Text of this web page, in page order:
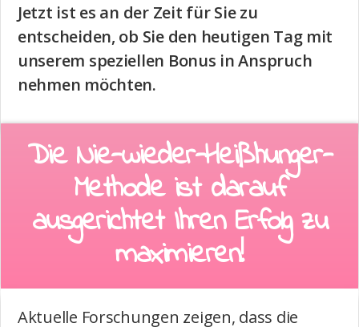
Jetzt ist es an der Zeit für Sie zu
entscheiden, ob Sie den heutigen Tag mit
unserem speziellen Bonus in Anspruch
nehmen möchten.
Die Nie-wieder-Heißhunger-
Methode ist darauf
ausgerichtet Ihren Erfolg zu
maximieren!
Aktuelle Forschungen zeigen, dass die